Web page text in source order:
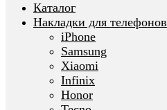
Каталог
Накладки для телефонов
iPhone
Samsung
Xiaomi
Infinix
Honor